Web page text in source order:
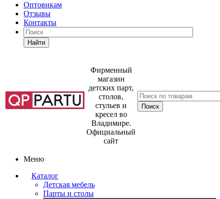
Оптовикам
Отзывы
Контакты
Найти
Фирменный
магазин
детских парт,
столов,
стульев и
кресел во
Владимире.
Официальный
сайт
Меню
Каталог
Детская мебель
Парты и столы